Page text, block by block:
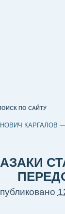
ПО САЙТУ
КАРГАЛОВ